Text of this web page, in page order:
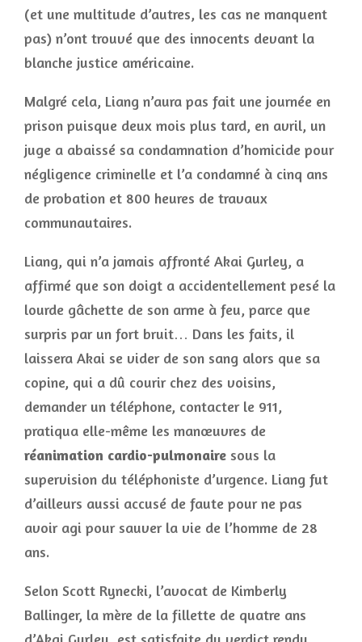
(et une multitude d’autres, les cas ne manquent
pas) n’ont trouvé que des innocents devant la
blanche justice américaine.
Malgré cela, Liang n’aura pas fait une journée en
prison puisque deux mois plus tard, en avril, un
juge a abaissé sa condamnation d’homicide pour
négligence criminelle et l’a condamné à cinq ans
de probation et 800 heures de travaux
communautaires.
Liang, qui n’a jamais affronté Akai Gurley, a
affirmé que son doigt a accidentellement pesé la
lourde gâchette de son arme à feu, parce que
surpris par un fort bruit… Dans les faits, il
laissera Akai se vider de son sang alors que sa
copine, qui a dû courir chez des voisins,
demander un téléphone, contacter le 911,
pratiqua elle-même les manœuvres de
réanimation cardio-pulmonaire sous la
supervision du téléphoniste d’urgence. Liang fut
d’ailleurs aussi accusé de faute pour ne pas
avoir agi pour sauver la vie de l’homme de 28
ans.
Selon Scott Rynecki, l’avocat de Kimberly
Ballinger, la mère de la fillette de quatre ans